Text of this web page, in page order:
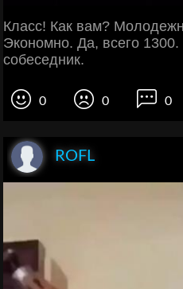
Класс! Как вам?
Экономно. Да, всего
собеседник.
0 0 0
ROFL